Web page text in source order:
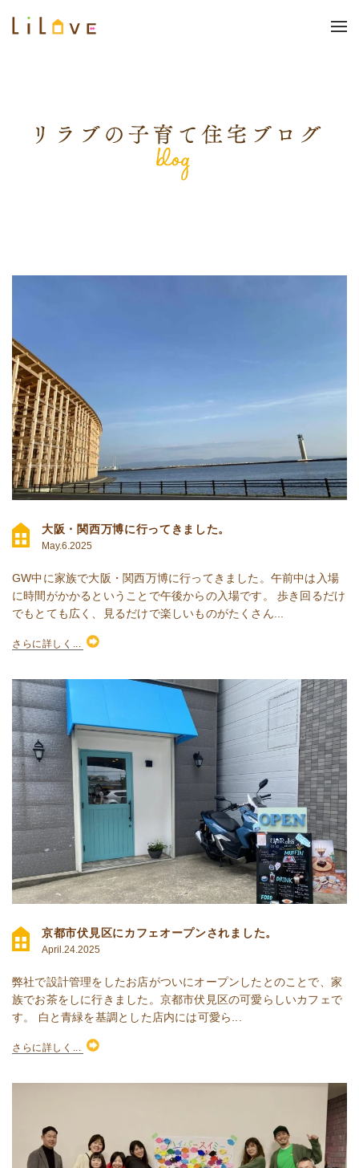
大阪・関西万博に行ってきました。
May.6.2025
GW中に家族で大阪・関西万博に行ってきました。午前中は入場
に時間がかかるということで午後からの入場です。 歩き回るだけ
でもとても広く、見るだけで楽しいものがたくさん...
さらに詳しく...
京都市伏見区にカフェオープンされました。
April.24.2025
弊社で設計管理をしたお店がついにオープンしたとのことで、家
族でお茶をしに行きました。京都市伏見区の可愛らしいカフェで
す。 白と青緑を基調とした店内には可愛ら...
さらに詳しく...